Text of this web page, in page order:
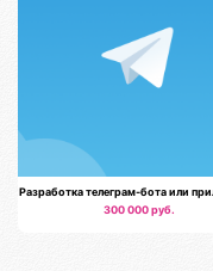
Разработка телеграм-бота или
300 000 руб.